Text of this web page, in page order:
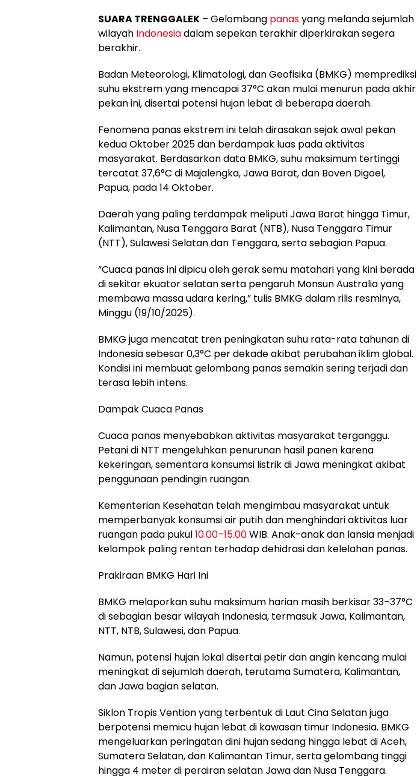
SUARA TRENGGALEK – Gelombang panasyang melanda sejumlah
wilayah Indonesiadalam sepekan terakhir diperkirakan segera
berakhir.
Badan Meteorologi, Klimatologi, dan Geofisika (BMKG) memprediksi
suhu ekstrem yang mencapai 37°C akan mulai menurun pada akhir
pekan ini, disertai potensi hujan lebat di beberapa daerah.
Fenomena panas ekstrem ini telah dirasakan sejak awal pekan
kedua Oktober 2025 dan berdampak luas pada aktivitas
masyarakat. Berdasarkan data BMKG, suhu maksimum tertinggi
tercatat 37,6°C di Majalengka, Jawa Barat, dan Boven Digoel,
Papua, pada 14 Oktober.
Daerah yang paling terdampak meliputi Jawa Barat hingga Timur,
Kalimantan, Nusa Tenggara Barat (NTB), Nusa Tenggara Timur
(NTT), Sulawesi Selatan dan Tenggara, serta sebagian Papua.
“Cuaca panas ini dipicu oleh gerak semu matahari yang kini berada
di sekitar ekuator selatan serta pengaruh Monsun Australia yang
membawa massa udara kering,” tulis BMKG dalam rilis resminya,
Minggu (19/10/2025).
BMKG juga mencatat tren peningkatan suhu rata-rata tahunan di
Indonesia sebesar 0,3°C per dekade akibat perubahan iklim global.
Kondisi ini membuat gelombang panas semakin sering terjadi dan
terasa lebih intens.
Dampak Cuaca Panas
Cuaca panas menyebabkan aktivitas masyarakat terganggu.
Petani di NTT mengeluhkan penurunan hasil panen karena
kekeringan, sementara konsumsi listrik di Jawa meningkat akibat
penggunaan pendingin ruangan.
Kementerian Kesehatan telah mengimbau masyarakat untuk
memperbanyak konsumsi air putih dan menghindari aktivitas luar
ruangan pada pukul10.00–15.00WIB. Anak-anak dan lansia menjadi
kelompok paling rentan terhadap dehidrasi dan kelelahan panas.
Prakiraan BMKG Hari Ini
BMKG melaporkan suhu maksimum harian masih berkisar 33–37°C
di sebagian besar wilayah Indonesia, termasuk Jawa, Kalimantan,
NTT, NTB, Sulawesi, dan Papua.
Namun, potensi hujan lokal disertai petir dan angin kencang mulai
meningkat di sejumlah daerah, terutama Sumatera, Kalimantan,
dan Jawa bagian selatan.
Siklon Tropis Vention yang terbentuk di Laut Cina Selatan juga
berpotensi memicu hujan lebat di kawasan timur Indonesia. BMKG
mengeluarkan peringatan dini hujan sedang hingga lebat di Aceh,
Sumatera Selatan, dan Kalimantan Timur, serta gelombang tinggi
hingga 4 meter di perairan selatan Jawa dan Nusa Tenggara.